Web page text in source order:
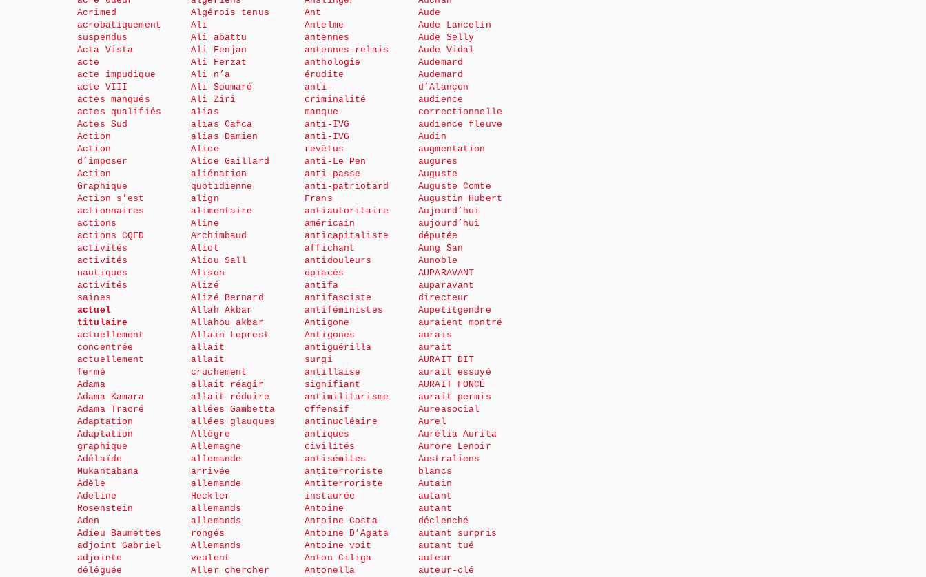
Acrimed
acrobatiquement
suspendus
Acta Vista
acte
acte impudique
acte VIII
actes manqués
actes qualifiés
Actes Sud
Action
Action
d’imposer
Action
Graphique
Action s’est
actionnaires
actions
actions CQFD
activités
activités
nautiques
activités
saines
actuel
titulaire
actuellement
concentrée
actuellement
fermé
Adama
Adama Kamara
Adama Traoré
Adaptation
Adaptation
graphique
Adélaïde
Mukantabana
Adèle
Adeline
Rosenstein
Aden
Adieu Baumettes
adjoint Gabriel
adjointe
déléguée
Algérois tenus
Ali
Ali abattu
Ali Fenjan
Ali Ferzat
Ali n’a
Ali Soumaré
Ali Ziri
alias
alias Cafca
alias Damien
Alice
Alice Gaillard
aliénation
quotidienne
align
alimentaire
Aline
Archimbaud
Aliot
Aliou Sall
Alison
Alizé
Alizé Bernard
Allah Akbar
Allahou akbar
Allain Leprest
allait
allait
cruchement
allait réagir
allait réduire
allées Gambetta
allées glauques
Allègre
Allemagne
allemande
arrivée
allemande
Heckler
allemands
allemands
rongés
Allemands
veulent
Aller chercher
Ant
Antelme
antennes
antennes relais
anthologie
érudite
anti-
criminalité
manque
anti-IVG
anti-IVG
revêtus
anti-Le Pen
anti-passe
anti-patriotard
Frans
antiautoritaire
américain
anticapitaliste
affichant
antidouleurs
opiacés
antifa
antifasciste
antiféministes
Antigone
Antigones
antiguérilla
surgi
antillaise
signifiant
antimilitarisme
offensif
antinucléaire
antiques
civilités
antisémites
antiterroriste
Antiterroriste
instaurée
Antoine
Antoine Costa
Antoine D’Agata
Antoine voit
Anton Ciliga
Antonella
Aude
Aude Lancelin
Aude Selly
Aude Vidal
Audemard
Audemard
d’Alançon
audience
correctionnelle
audience fleuve
Audin
augmentation
augures
Auguste
Auguste Comte
Augustin Hubert
Aujourd’hui
aujourd’hui
députée
Aung San
Aunoble
AUPARAVANT
auparavant
directeur
Aupetitgendre
auraient montré
aurais
aurait
AURAIT DIT
aurait essuyé
AURAIT FONCÉ
aurait permis
Aureasocial
Aurel
Aurélia Aurita
Aurore Lenoir
Australiens
blancs
Autain
autant
autant
déclenché
autant surpris
autant tué
auteur
auteur-clé